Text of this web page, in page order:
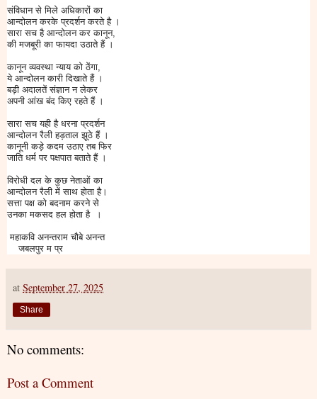
संविधान से मिले अधिकारों का
आन्दोलन करके प्रदर्शन करते है ।
सारा सच है आन्दोलन कर कानून,
की मजबूरी का फायदा उठाते हैं ।
कानून व्यवस्था न्याय को ठेंगा,
ये आन्दोलन कारी दिखाते हैं ।
बड़ी अदालतें संज्ञान न लेकर
अपनी आंख बंद किए रहते हैं ।
सारा सच यही है धरना प्रदर्शन
आन्दोलन रैली हड़ताल झूठे हैं ।
कानूनी कड़े कदम उठाए तब फिर
जाति धर्म पर पक्षपात बताते हैं ।
विरोधी दल के कुछ नेताओं का
आन्दोलन रैली में साथ होता है।
सत्ता पक्ष को बदनाम करने से
उनका मकसद हल होता है ।
महाकवि अनन्तराम चौबे अनन्त
जबलपुर म प्र
at September 27, 2025
Share
No comments:
Post a Comment